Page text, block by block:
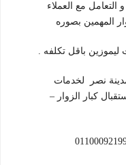
التعامل مع العملاء
المهمين بصوره
باقل تكلفه .
نصر لخدمات
كبار الزوار –